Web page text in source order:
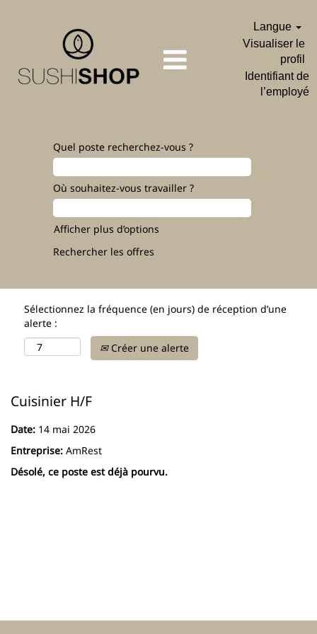
Langue
Visualiser le
profil
Identifiant de
l’employé
Quel poste recherchez-vous ?
Où souhaitez-vous travailler ?
Afficher plus d’options
Sélectionnez la fréquence (en jours) de réception d’une
alerte :
Créer une alerte
Cuisinier H/F
Date: 14 mai 2026
Entreprise: AmRest
Désolé, ce poste est déjà pourvu.